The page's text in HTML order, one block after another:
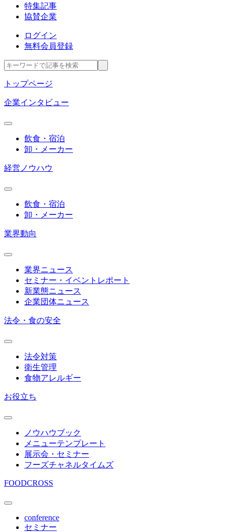
特集記事
協賛企業
ログイン
無料会員登録
トップページ
企業インタビュー
飲食・宿泊
卸・メーカー
経営ノウハウ
飲食・宿泊
卸・メーカー
業界動向
業界ニュース
セミナー・イベントレポート
新業態ニュース
企業団体ニュース
法令・食の安全
法令対策
衛生管理
食物アレルギー
お役立ち
ノウハウブック
メニューテンプレート
展示会・セミナー
フーズチャネルタイムズ
FOODCROSS
conference
セミナー